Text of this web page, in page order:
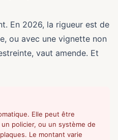
En 2026, la rigueur est de
ou avec une vignette non
vaut amende. Et
Elle peut être
policier, ou un système de
Le montant varie